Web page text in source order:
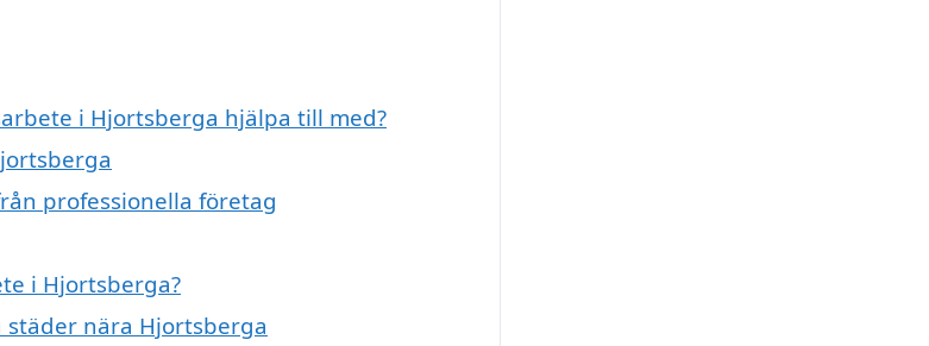
i Hjortsberga hjälpa till med?
professionella företag
i Hjortsberga?
nära Hjortsberga